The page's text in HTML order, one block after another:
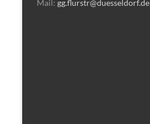
Mail: gg.flurstr@duesseldorf.de